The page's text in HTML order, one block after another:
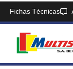
Fichas Técnicas